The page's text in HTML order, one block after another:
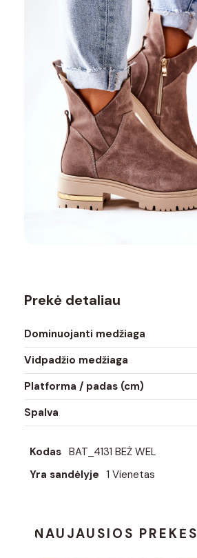
Prekė detaliau
Dominuojanti medžiaga
Vidpadžio medžiaga
Platforma / padas (cm)
Spalva
Kodas BAT_4131 BEŻ WEL
Yra sandėlyje 1 Vienetas
NAUJAUSIOS PREKĖS